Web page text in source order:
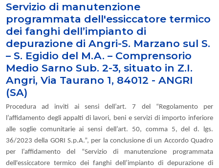
Servizio di manutenzione
programmata dell'essiccatore termico
dei fanghi dell’impianto di
depurazione di Angri-S. Marzano sul S.
– S. Egidio del M.A. – Comprensorio
Medio Sarno Sub. 2-3, situato in Z.I.
Angri, Via Taurano 1, 84012 - ANGRI
(SA)
Procedura ad inviti ai sensi dell’art. 7 del “Regolamento per
l’affidamento degli appalti di lavori, beni e servizi di importo inferiore
alle soglie comunitarie ai sensi dell’art. 50, comma 5, del d. lgs.
36/2023 della GORI S.p.A.”, per la conclusione di un Accordo Quadro
per l’affidamento del “Servizio di manutenzione programmata
dell'essiccatore termico dei fanghi dell’impianto di depurazione di